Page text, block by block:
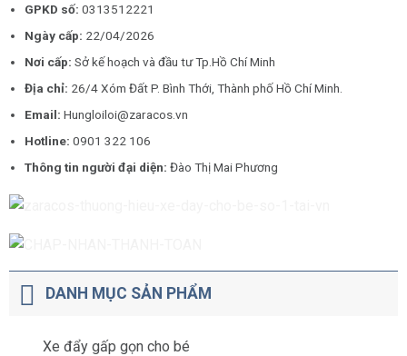
GPKD số:0313512221
Ngày cấp: 22/04/2026
Nơi cấp:Sở kế hoạch và đầu tư Tp.Hồ Chí Minh
Địa chỉ: 26/4 Xóm Đất P. Bình Thới, Thành phố Hồ Chí Minh.
Email:Hungloiloi@zaracos.vn
Hotline:0901 322 106
Thông tin người đại diện:Đào Thị Mai Phương
DANH MỤC SẢN PHẨM
Xe đẩy gấp gọn cho bé